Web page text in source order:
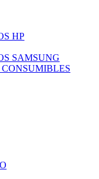
HP
SAMSUNG
CONSUMIBLES